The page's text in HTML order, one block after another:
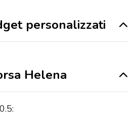
personalizzati
Helena